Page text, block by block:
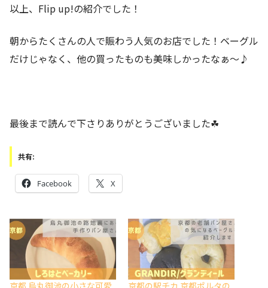
以上、Flip up!の紹介でした！
朝からたくさんの人で賑わう人気のお店でした！ベーグル
だけじゃなく、他の買ったものも美味しかったなぁ〜♪
最後まで読んで下さりありがとうございました☘
共有:
Facebook X
京都 烏丸御池の小さな可愛
京都の駅チカ 京都ポルタの